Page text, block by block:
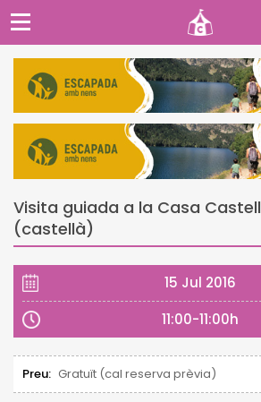
Visita guiada a la Casa
(castellà)
15 Jul 2016
11:00-11:00h
Preu: Gratuït (cal reserva prèvia)